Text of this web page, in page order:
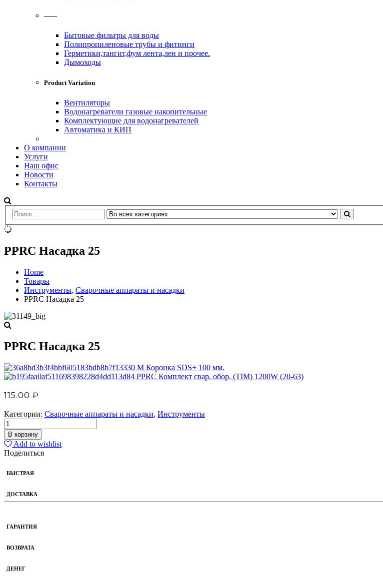
——
Бытовые фильтры для воды
Полипропиленовые трубы и фитинги
Герметики,тангит,фум лента,лен и прочее.
Дымоходы
Product Variation
Вентиляторы
Водонагреватели газовые накопительные
Комплектующие для водонагревателей
Автоматика и КИП
О компании
Услуги
Наш офис
Новости
Контакты
PPRC Насадка 25
Home
Товары
Инструменты, Сварочные аппараты и насадки
PPRC Насадка 25
PPRC Насадка 25
М Коронка SDS+ 100 мм.
PPRC Комплект свар. обор. (TIM) 1200W (20-63)
115.00 ₽
Категории: Сварочные аппараты и насадки, Инструменты
В корзину
Add to wishlist
Поделиться
БЫСТРАЯ
ДОСТАВКА
ГАРАНТИЯ
ВОЗВРАТА
ДЕНЕГ